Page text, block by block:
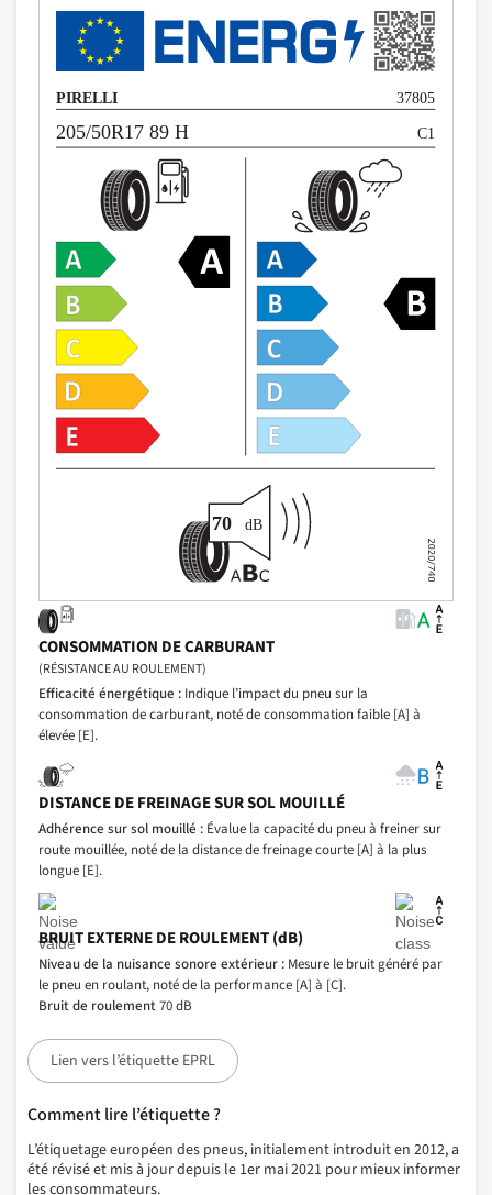
CONSOMMATION DE CARBURANT
(RÉSISTANCE AU ROULEMENT)
Efficacité énergétique : Indique l’impact du pneu sur la
consommation de carburant, noté de consommation faible [A] à
élevée [E].
DISTANCE DE FREINAGE SUR SOL MOUILLÉ
Adhérence sur sol mouillé : Évalue la capacité du pneu à freiner sur
route mouillée, noté de la distance de freinage courte [A] à la plus
longue [E].
BRUIT EXTERNE DE ROULEMENT (dB)
Niveau de la nuisance sonore extérieur : Mesure le bruit généré par
le pneu en roulant, noté de la performance [A] à [C].
Bruit de roulement70 dB
Lien vers l’étiquette EPRL
Comment lire l’étiquette ?
L’étiquetage européen des pneus, initialement introduit en 2012, a
été révisé et mis à jour depuis le 1er mai 2021 pour mieux informer
les consommateurs.